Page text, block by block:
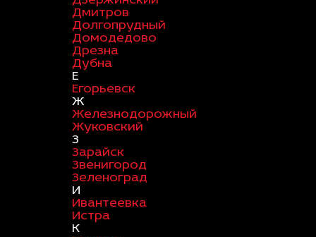
Дмитров
Долгопрудный
Домодедово
Дрезна
Дубна
Е
Егорьевск
Ж
Железнодорожный
Жуковский
З
Зарайск
Звенигород
Зеленоград
И
Ивантеевка
Истра
К